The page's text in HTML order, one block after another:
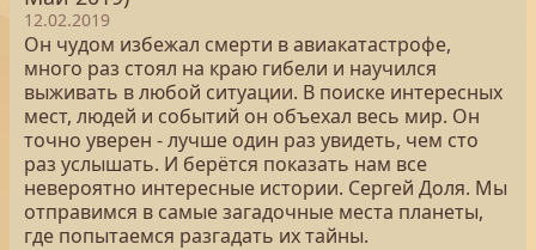
12.02.2019
Он чудом избежал смерти в авиакатастрофе,
много раз стоял на краю гибели и научился
выживать в любой ситуации. В поиске интересных
мест, людей и событий он объехал весь мир. Он
точно уверен - лучше один раз увидеть, чем сто
раз услышать. И берётся показать нам все
невероятно интересные истории. Сергей Доля. Мы
отправимся в самые загадочные места планеты,
где попытаемся разгадать их тайны.